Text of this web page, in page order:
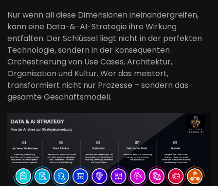
Nur wenn all diese Dimensionen ineinandergreifen,
kann eine Data-&-AI-Strategie ihre Wirkung
entfalten. Der Schlüssel liegt nicht in der perfekten
Technologie, sondern in der konsequenten
Orchestrierung von Use Cases, Architektur,
Organisation und Kultur. Wer das meistert,
transformiert nicht nur Prozesse – sondern das
gesamte Geschäftsmodell.